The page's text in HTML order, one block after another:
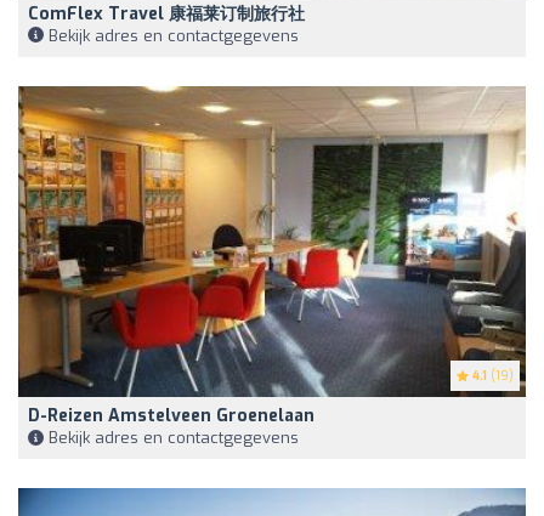
ComFlex Travel 康福莱订制旅行社
Bekijk adres en contactgegevens
4.1 (19)
D-Reizen Amstelveen Groenelaan
Bekijk adres en contactgegevens